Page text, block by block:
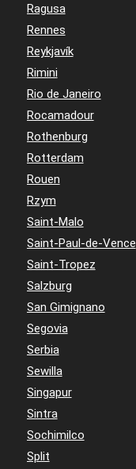
Ragusa
Rennes
Reykjavík
Rimini
Rio de Janeiro
Rocamadour
Rothenburg
Rotterdam
Rouen
Rzym
Saint-Malo
Saint-Paul-de-Vence
Saint-Tropez
Salzburg
San Gimignano
Segovia
Serbia
Sewilla
Singapur
Sintra
Sochimilco
Split